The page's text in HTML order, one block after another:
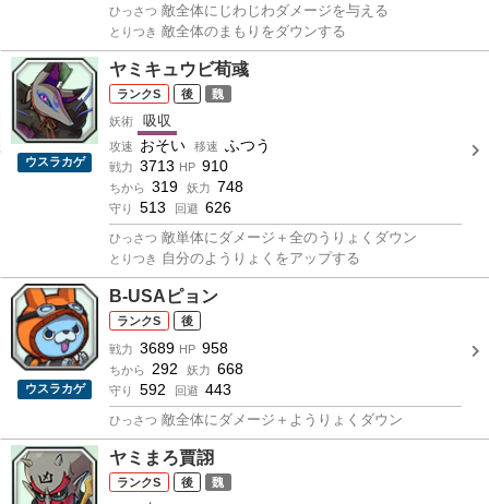
ひっさつ 敵全体にじわじわダメージを与える
とりつき 敵全体のまもりをダウンする
ウスラカゲ
ヤミキュウビ荀彧
S 後 魏
妖術 吸収
攻速 おそい 移速 ふつう
戦力 3713 HP 910
ちから 319 妖力 748
守り 513 回避 626
ひっさつ 敵単体にダメージ＋全のうりょくダウン
とりつき 自分のようりょくをアップする
ウスラカゲ
B-USAピョン
S 後
戦力 3689 HP 958
ちから 292 妖力 668
守り 592 回避 443
ひっさつ 敵全体にダメージ＋ようりょくダウン
ヤミまろ賈詡
S 後 魏